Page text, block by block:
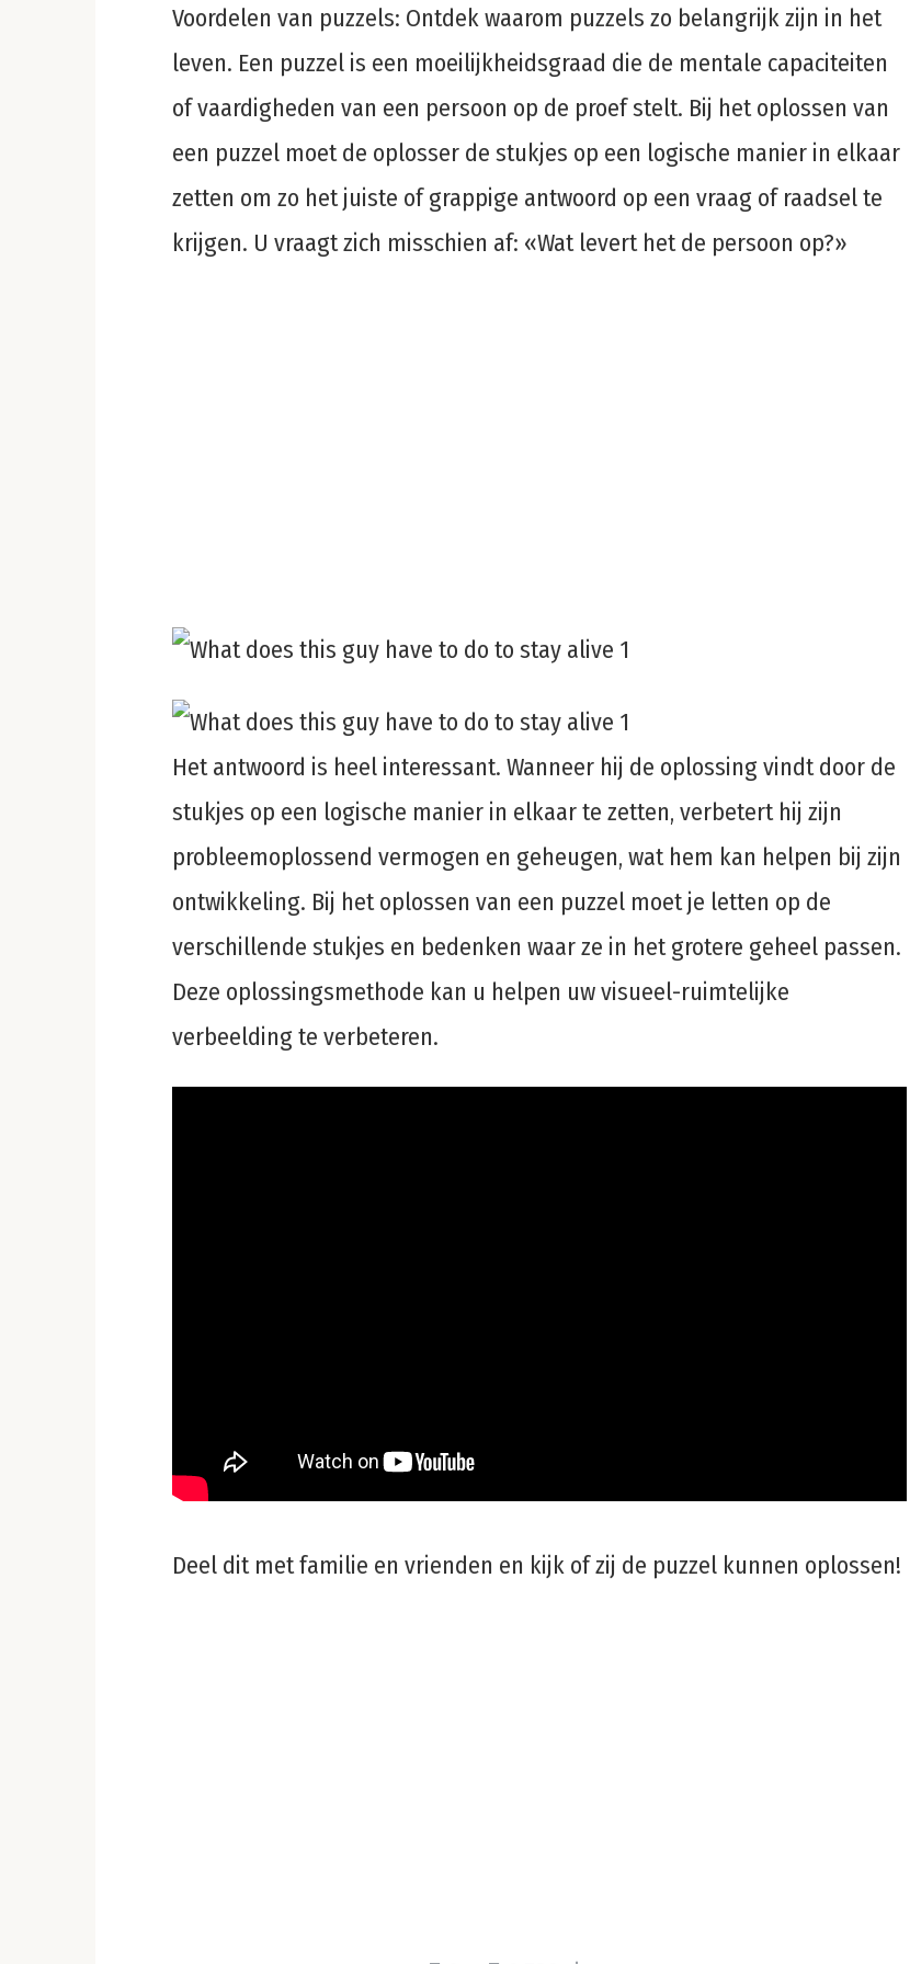
Voordelen van puzzels: Ontdek waarom puzzels zo belangrijk zijn in het
leven. Een puzzel is een moeilijkheidsgraad die de mentale capaciteiten
of vaardigheden van een persoon op de proef stelt. Bij het oplossen van
een puzzel moet de oplosser de stukjes op een logische manier in elkaar
zetten om zo het juiste of grappige antwoord op een vraag of raadsel te
krijgen. U vraagt ​​zich misschien af: «Wat levert het de persoon op?»
Het antwoord is heel interessant. Wanneer hij de oplossing vindt door de
stukjes op een logische manier in elkaar te zetten, verbetert hij zijn
probleemoplossend vermogen en geheugen, wat hem kan helpen bij zijn
ontwikkeling. Bij het oplossen van een puzzel moet je letten op de
verschillende stukjes en bedenken waar ze in het grotere geheel passen.
Deze oplossingsmethode kan u helpen uw visueel-ruimtelijke
verbeelding te verbeteren.
Deel dit met familie en vrienden en kijk of zij de puzzel kunnen oplossen!